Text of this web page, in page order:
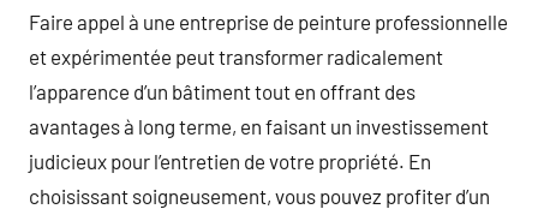
Faire appel à une entreprise de peinture professionnelle
et expérimentée peut transformer radicalement
l’apparence d’un bâtiment tout en offrant des
avantages à long terme, en faisant un investissement
judicieux pour l’entretien de votre propriété. En
choisissant soigneusement, vous pouvez profiter d’un